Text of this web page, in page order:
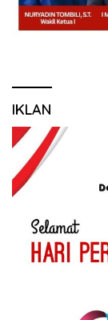
IKLAN